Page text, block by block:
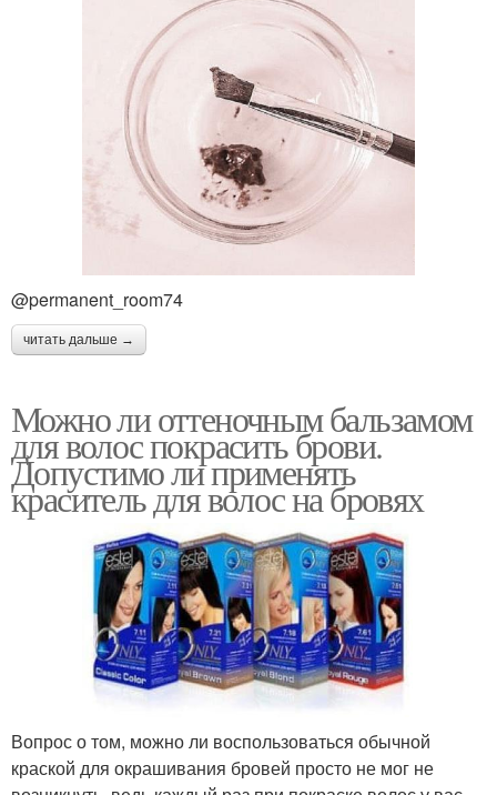
@permanent_room74
читать дальше →
Можно ли оттеночным бальзамом
для волос покрасить брови.
Допустимо ли применять
краситель для волос на бровях
Вопрос о том, можно ли воспользоваться обычной
краской для окрашивания бровей просто не мог не